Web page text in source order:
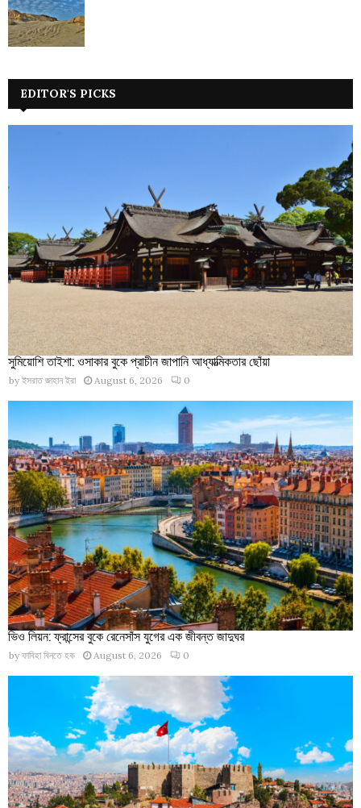
EDITOR'S PICKS
সুমিয়োশি তাইশা: ওসাকার বুকে প্রাচীন জাপানি আধ্যাত্মিকতার ছোঁয়া
by ইসরাত জাহান ইরা August 6, 2026 0
ভিও লিয়ন: ফ্রান্সের বুকে রেনেসাঁস যুগের এক জীবন্ত জাদুঘর
by ফাবিহা বিনতে হক August 6, 2026 0